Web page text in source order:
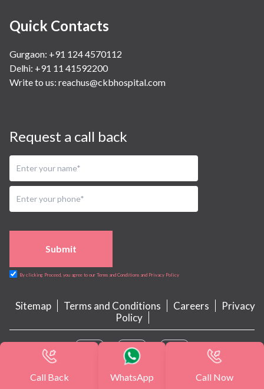
Quick Contacts
Gurgaon: +91 124 4570112
Delhi: +91 11 41592200
Write to us: reachus@ckbhospital.com
Request a call back
Submit
By clicking Proceed, you agree to our Terms and Conditions and Privacy Policy
Sitemap Terms and Conditions Careers
Privacy
Policy
Call Back WhatsApp Call Now